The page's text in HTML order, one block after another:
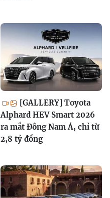
[GALLERY] Toyota
Alphard HEV Smart 2026
ra mắt Đông Nam Á, chỉ từ
2,8 tỷ đồng